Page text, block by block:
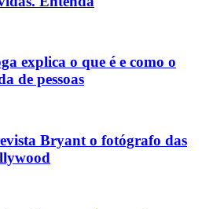
explica o que é e como o
de pessoas
Bryant o fotógrafo das